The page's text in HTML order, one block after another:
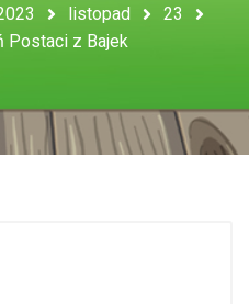
listopad
23
Postaci z Bajek